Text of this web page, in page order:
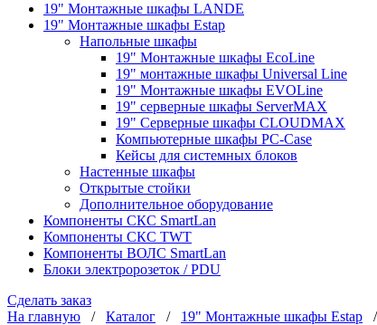
19" Монтажные шкафы LANDE
19" Монтажные шкафы Estap
Напольные шкафы
19" Монтажные шкафы EcoLine
19" монтажные шкафы Universal Line
19" Монтажные шкафы EVOLine
19" серверные шкафы ServerMAX
19" Серверные шкафы CLOUDMAX
Компьютерные шкафы PC-Case
Кейсы для системных блоков
Настенные шкафы
Открытые стойки
Дополнительное оборудование
Компоненты СКС SmartLan
Компоненты СКС TWT
Компоненты ВОЛС SmartLan
Блоки электророзеток / PDU
Сделать заказ
На главную / Каталог / 19" Монтажные шкафы Estap